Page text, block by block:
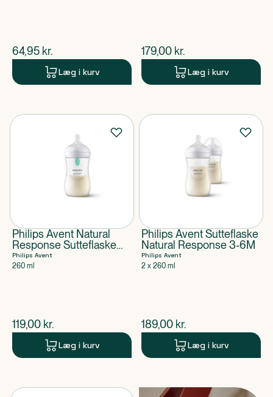
$nuværende pris
64,95 kr.
Læg i kurv
$nuværende pris
179,00 kr.
Læg i kurv
Philips Avent Natural
Response Sutteflaske
med AirFree-ventil 3-6M
Philips Avent
260 ml
$nuværende pris
119,00 kr.
Læg i kurv
Philips Avent Sutteflaske
Natural Response 3-6M
Philips Avent
2 x 260 ml
$nuværende pris
189,00 kr.
Læg i kurv